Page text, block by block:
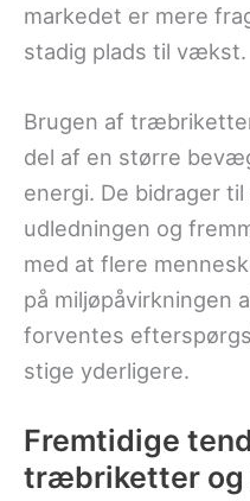
markedet er mere
stadig plads til vækst.
Brugen af
del af en større
energi. De bidrager
udledningen og
med at flere
på miljøpåvirkningen
forventes
stige yderligere.
Fremtidige
træbriketter